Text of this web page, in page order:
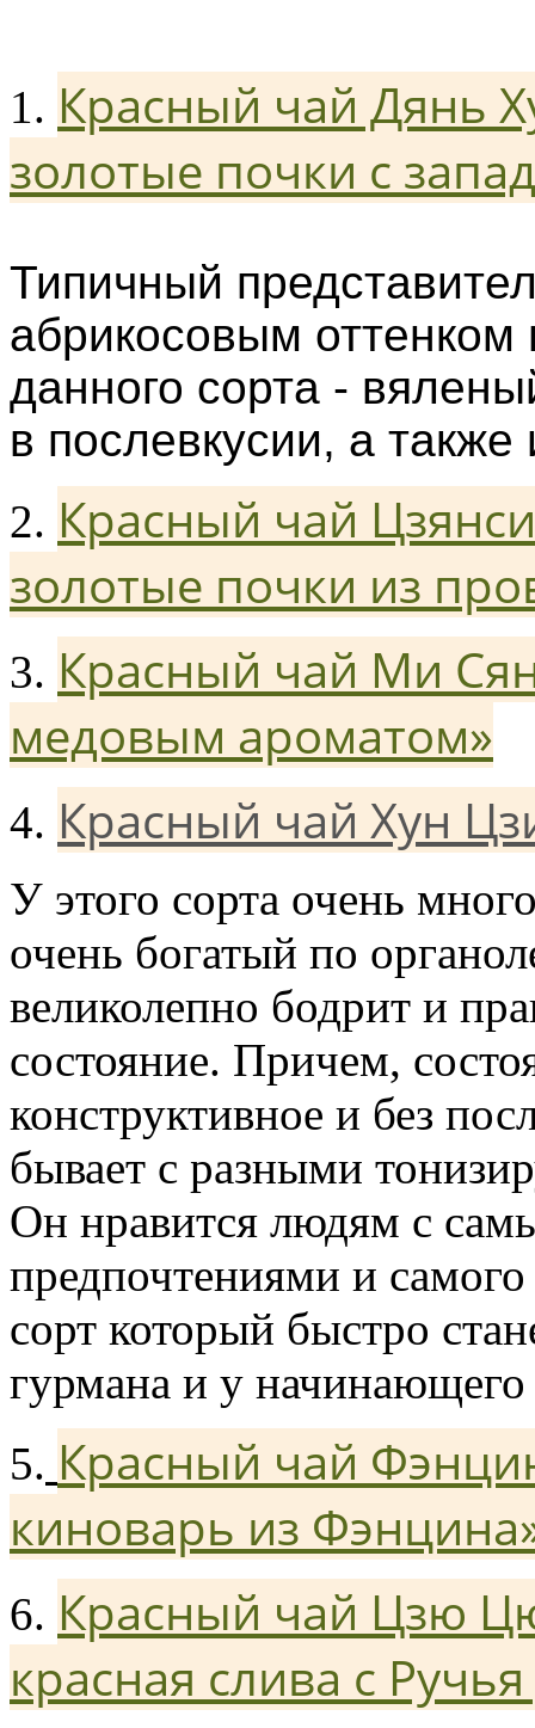
1. Красный чай Дянь
золотые почки с
Типичный
абрикосовым оттенком
данного сорта -
в послевкусии, а
2. Красный чай
золотые почки из
3. Красный чай Ми
медовым ароматом»
4. Красный чай Хун
У этого сорта очень
очень богатый по
великолепно бодрит и
состояние. Причем,
конструктивное и без
бывает с разными
Он нравится людям с
предпочтениями и
сорт который быстро
гурмана и у
5. Красный чай
киноварь из
6. Красный чай Цзю
красная слива с